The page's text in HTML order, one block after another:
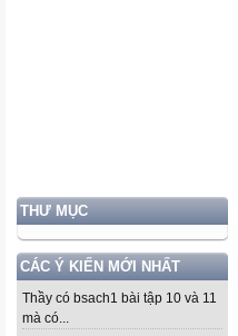
THƯ MỤC
CÁC Ý KIẾN MỚI NHẤT
Thầy có bsach1 bài tập 10 và 11
mà có...